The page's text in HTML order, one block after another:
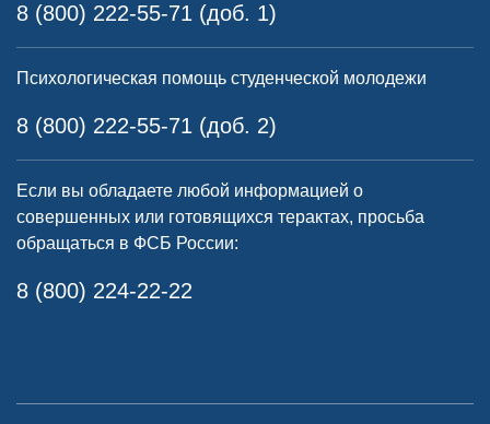
8 (800) 222-55-71 (доб. 1)
Психологическая помощь студенческой молодежи
8 (800) 222-55-71 (доб. 2)
Если вы обладаете любой информацией о
совершенных или готовящихся терактах, просьба
обращаться в ФСБ России:
8 (800) 224-22-22